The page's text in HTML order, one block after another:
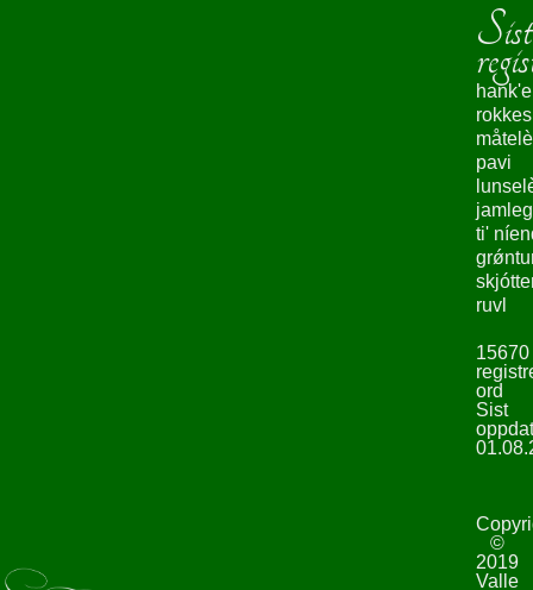
hank'e
pavi
ti'
ruvl
15670
ord
Sist
©
2019
Valle